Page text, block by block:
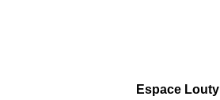
Espace Louty